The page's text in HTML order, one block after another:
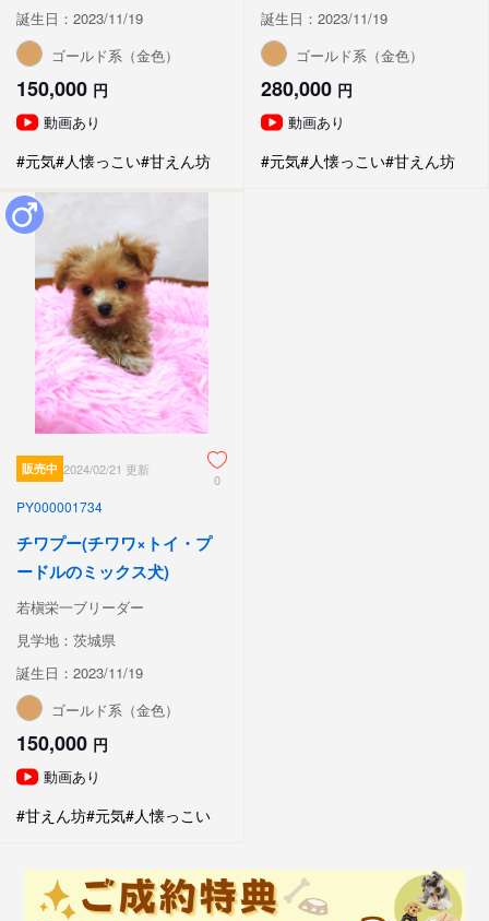
誕生日：2023/11/19
ゴールド系（金色）
150,000 円
動画あり
#元気#人懐っこい#甘えん坊
誕生日：2023/11/19
ゴールド系（金色）
280,000 円
動画あり
#元気#人懐っこい#甘えん坊
販売中 2024/02/21 更新
0
PY000001734
チワプー(チワワ×トイ・プ
ードルのミックス犬)
若槇栄一ブリーダー
見学地：茨城県
誕生日：2023/11/19
ゴールド系（金色）
150,000 円
動画あり
#甘えん坊#元気#人懐っこい